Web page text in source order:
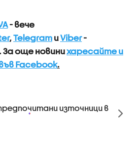
- вече
, Telegram иViber-
За още новинихаресайте и
Facebook.
източници в